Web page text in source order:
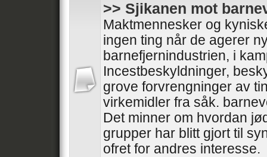
>> Sjikanen mot
Maktmennesker og
ingen ting når de agerer
barnefjernindustrien, i
Incestbeskyldninger,
grove forvrengninger av
virkemidler fra såk.
Det minner om hvordan
grupper har blitt gjort til
ofret for andres interesse.